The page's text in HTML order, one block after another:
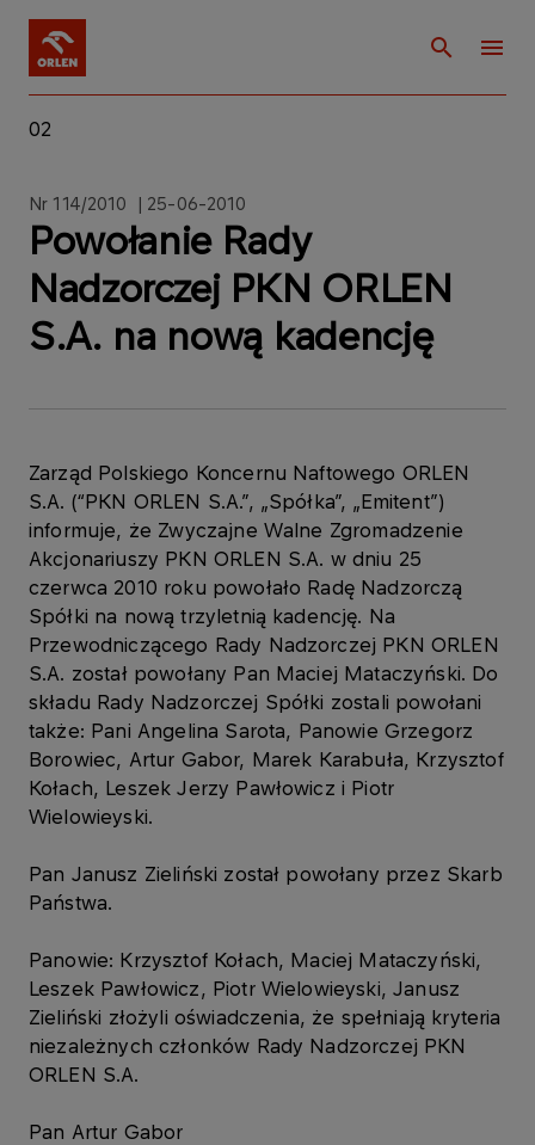
02
Nr 114/2010 | 25-06-2010
Powołanie Rady
Nadzorczej PKN ORLEN
S.A. na nową kadencję
Zarząd Polskiego Koncernu Naftowego ORLEN
S.A. (“PKN ORLEN S.A.”, „Spółka”, „Emitent”)
informuje, że Zwyczajne Walne Zgromadzenie
Akcjonariuszy PKN ORLEN S.A. w dniu 25
czerwca 2010 roku powołało Radę Nadzorczą
Spółki na nową trzyletnią kadencję. Na
Przewodniczącego Rady Nadzorczej PKN ORLEN
S.A. został powołany Pan Maciej Mataczyński. Do
składu Rady Nadzorczej Spółki zostali powołani
także: Pani Angelina Sarota, Panowie Grzegorz
Borowiec, Artur Gabor, Marek Karabuła, Krzysztof
Kołach, Leszek Jerzy Pawłowicz i Piotr
Wielowieyski.
Pan Janusz Zieliński został powołany przez Skarb
Państwa.
Panowie: Krzysztof Kołach, Maciej Mataczyński,
Leszek Pawłowicz, Piotr Wielowieyski, Janusz
Zieliński złożyli oświadczenia, że spełniają kryteria
niezależnych członków Rady Nadzorczej PKN
ORLEN S.A.
Pan Artur Gabor